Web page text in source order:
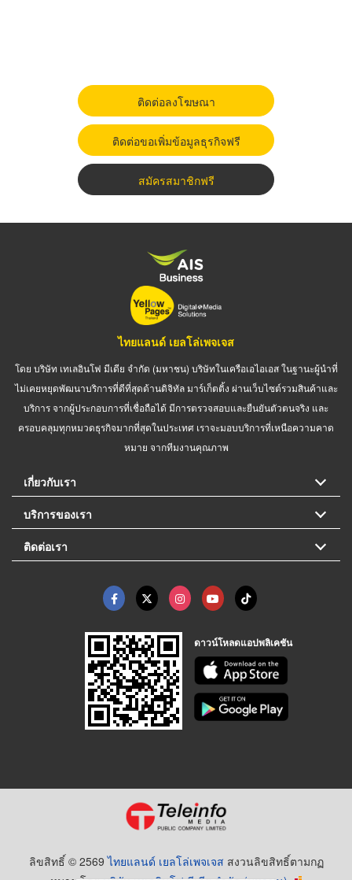
ติดต่อลงโฆษณา
ติดต่อขอเพิ่มข้อมูลธุรกิจฟรี
สมัครสมาชิกฟรี
ไทยแลนด์ เยลโล่เพจเจส
โดย บริษัท เทเลอินโฟ มีเดีย จำกัด (มหาชน) บริษัทในเครือเอไอเอส ในฐานะผู้นำที่
ไม่เคยหยุดพัฒนาบริการที่ดีที่สุดด้านดิจิทัล มาร์เก็ตติ้ง ผ่านเว็บไซต์รวมสินค้าและ
บริการ จากผู้ประกอบการที่เชื่อถือได้ มีการตรวจสอบและยืนยันตัวตนจริง และ
ครอบคลุมทุกหมวดธุรกิจมากที่สุดในประเทศ เราจะมอบบริการที่เหนือความคาด
หมาย จากทีมงานคุณภาพ
เกี่ยวกับเรา
บริการของเรา
ติดต่อเรา
ดาวน์โหลดแอปพลิเคชัน
ลิขสิทธิ์ © 2569ไทยแลนด์ เยลโล่เพจเจส สงวนลิขสิทธิ์ตามกฏ